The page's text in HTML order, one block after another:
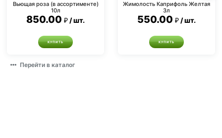
Вьющая роза (в ассортименте)
10л
850.00 шт.
КУПИТЬ
Жимолость Каприфоль Желтая
3л
550.00 шт.
КУПИТЬ
Перейти в каталог